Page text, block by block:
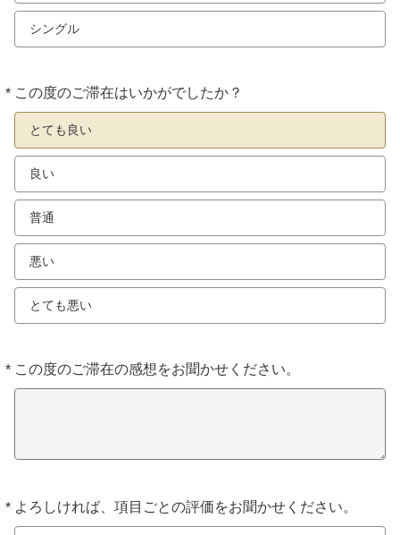
シングル
* この度のご滞在はいかがでしたか？
必
須
とても良い
良い
普通
悪い
とても悪い
* この度のご滞在の感想をお聞かせください。
必
須
* よろしければ、項目ごとの評価をお聞かせください。
必
須